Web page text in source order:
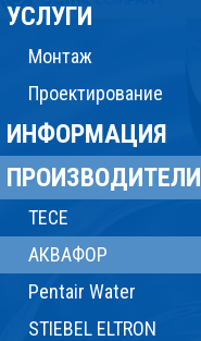
УСЛУГИ
Монтаж
Проектирование
ИНФОРМАЦИЯ
ПРОИЗВОДИТЕЛИ
TECE
АКВАФОР
Pentair Water
STIEBEL ELTRON